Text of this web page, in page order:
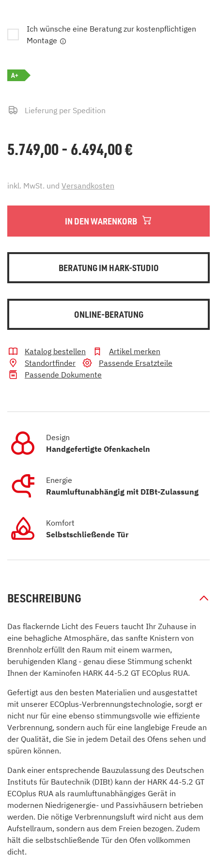
Ich wünsche eine Beratung zur kostenpflichtigen
Montage
A+
Lieferung per Spedition
5.749,00 - 6.494,00€
inkl. MwSt. und Versandkosten
IN DEN WARENKORB
BERATUNG IM HARK-STUDIO
ONLINE-BERATUNG
Katalog bestellen
Artikel merken
Standortfinder
Passende Ersatzteile
Passende Dokumente
Design
Handgefertigte Ofenkacheln
Energie
Raumluftunabhängig mit DIBt-Zulassung
Komfort
Selbstschließende Tür
BESCHREIBUNG
Das flackernde Licht des Feuers taucht Ihr Zuhause in
eine behagliche Atmosphäre, das sanfte Knistern von
Brennholz erfüllt den Raum mit einem warmen,
beruhigenden Klang - genau diese Stimmung schenkt
Ihnen der Kaminofen HARK 44-5.2 GT ECOplus RUA.
Gefertigt aus den besten Materialien und ausgestattet
mit unserer ECOplus-Verbrennungstechnologie, sorgt er
nicht nur für eine ebenso stimmungsvolle wie effiziente
Verbrennung, sondern auch für eine langlebige Freude an
der Qualität, die Sie in jedem Detail des Ofens sehen und
spüren können.
Dank einer entsprechende Bauzulassung des Deutschen
Instituts für Bautechnik (DIBt) kann der HARK 44-5.2 GT
ECOplus RUA als raumluftunabhängiges Gerät in
modernen Niedrigenergie- und Passivhäusern betrieben
werden. Die nötige Verbrennungsluft wird nicht aus dem
Aufstellraum, sondern aus dem Freien bezogen. Zudem
hält die selbstschließende Tür den Ofen vollkommen
dicht.